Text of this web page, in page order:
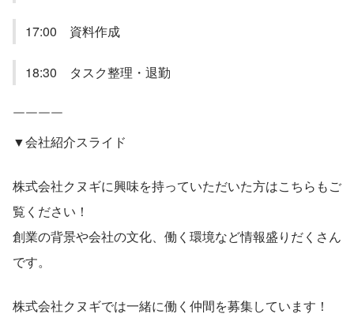
17:00　資料作成
18:30　タスク整理・退勤
￣￣￣￣
▼会社紹介スライド
株式会社クヌギに興味を持っていただいた方はこちらもご
覧ください！
創業の背景や会社の文化、働く環境など情報盛りだくさん
です。
株式会社クヌギでは一緒に働く仲間を募集しています！